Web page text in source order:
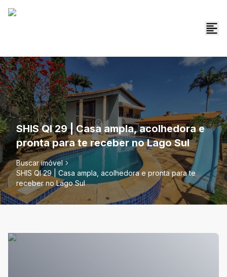
SHIS QI 29 | Casa ampla, acolhedora e
pronta para te receber no Lago Sul
Buscar imóvel
SHIS QI 29 | Casa ampla, acolhedora e pronta para te
receber no Lago Sul